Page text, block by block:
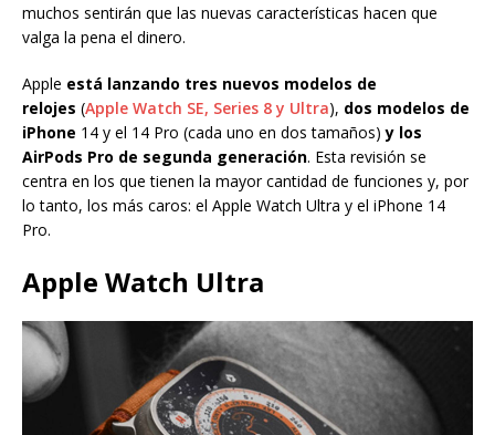
muchos sentirán que las nuevas características hacen que
valga la pena el dinero.
Apple está lanzando tres nuevos modelos de
relojes (Apple Watch SE, Series 8 y Ultra), dos modelos de
iPhone 14 y el 14 Pro (cada uno en dos tamaños)y los
AirPods Pro de segunda generación. Esta revisión se
centra en los que tienen la mayor cantidad de funciones y, por
lo tanto, los más caros: el Apple Watch Ultra y el iPhone 14
Pro.
Apple Watch Ultra